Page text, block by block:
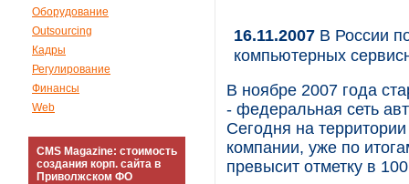
Оборудование
Outsourcing
Кадры
Регулирование
Финансы
Web
CMS Magazine: стоимость
создания корп. сайта в
Приволжском ФО
16.11.2007 В России
компьютерных
В ноябре 2007 года
- федеральная сеть
Сегодня на
компании, уже по
превысит отметку в